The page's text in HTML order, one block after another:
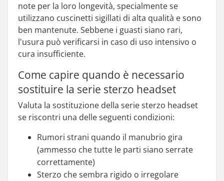
note per la loro longevità, specialmente se
utilizzano cuscinetti sigillati di alta qualità e sono
ben mantenute. Sebbene i guasti siano rari,
l'usura può verificarsi in caso di uso intensivo o
cura insufficiente.
Come capire quando è necessario
sostituire la serie sterzo headset
Valuta la sostituzione della serie sterzo headset
se riscontri una delle seguenti condizioni:
Rumori strani quando il manubrio gira
(ammesso che tutte le parti siano serrate
correttamente)
Sterzo che sembra rigido o irregolare